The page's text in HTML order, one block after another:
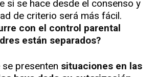
si se hace desde el consenso y
de criterio será más fácil.
con el control parental
están separados?
presenten situaciones en las